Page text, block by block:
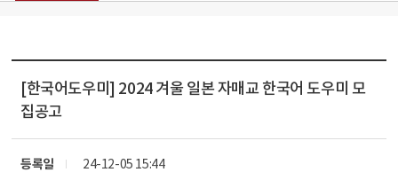
[한국어도우미] 2024 겨울 일본 자매교 한국어 도우미 모
집공고
등록일
24-12-05 15:44